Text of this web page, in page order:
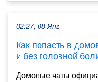
02:27, 08 Янв
Как попасть в
и без головной
Домовые чаты